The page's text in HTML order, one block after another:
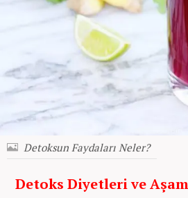
Detoksun Faydaları Neler?
Detoks Diyetleri ve